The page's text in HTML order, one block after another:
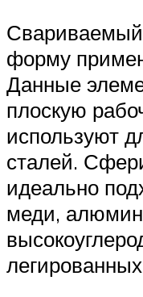
форму
Данные
плоскую
используют
сталей.
идеально
меди,